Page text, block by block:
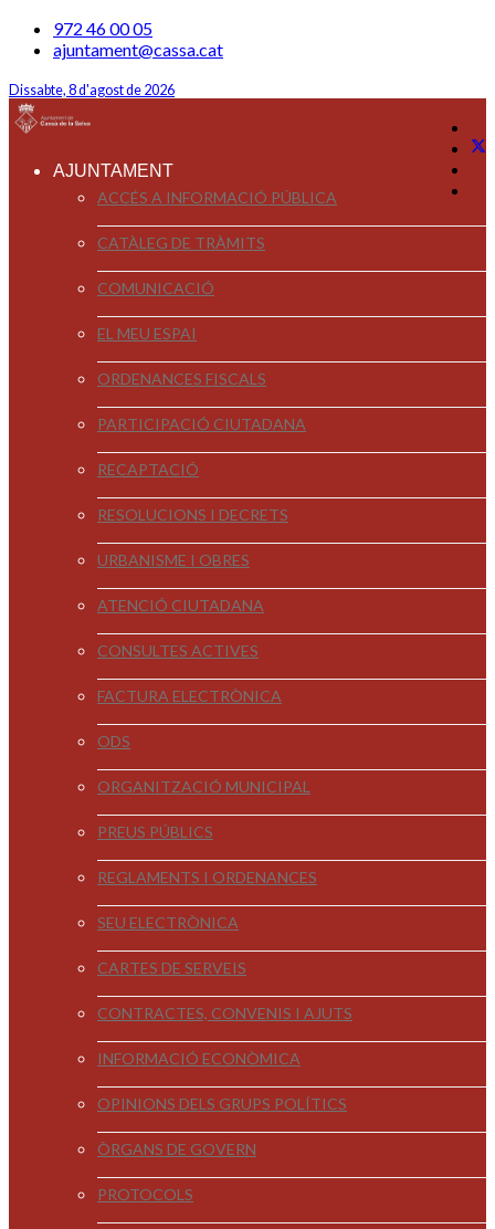
972 46 00 05
ajuntament@cassa.cat
Dissabte, 8 d'agost de 2026
AJUNTAMENT
ACCÉS A INFORMACIÓ PÚBLICA
CATÀLEG DE TRÀMITS
COMUNICACIÓ
EL MEU ESPAI
ORDENANCES FISCALS
PARTICIPACIÓ CIUTADANA
RECAPTACIÓ
RESOLUCIONS I DECRETS
URBANISME I OBRES
ATENCIÓ CIUTADANA
CONSULTES ACTIVES
FACTURA ELECTRÒNICA
ODS
ORGANITZACIÓ MUNICIPAL
PREUS PÚBLICS
REGLAMENTS I ORDENANCES
SEU ELECTRÒNICA
CARTES DE SERVEIS
CONTRACTES, CONVENIS I AJUTS
INFORMACIÓ ECONÒMICA
OPINIONS DELS GRUPS POLÍTICS
ÒRGANS DE GOVERN
PROTOCOLS